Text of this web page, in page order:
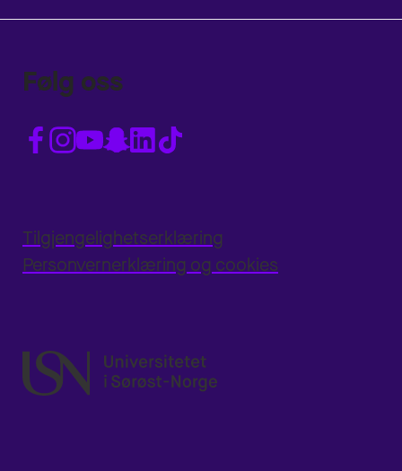
Følg oss
Tilgjengelighetserklæring
Personvernerklæring og cookies